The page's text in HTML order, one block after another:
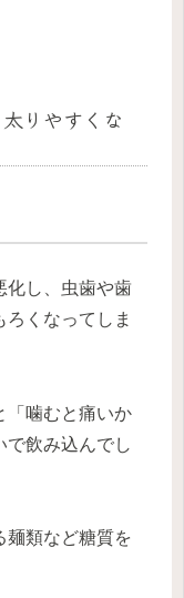
りやすくな
化し、虫歯や歯
くなってしま
「噛むと痛いか
で飲み込んでし
麺類など糖質を